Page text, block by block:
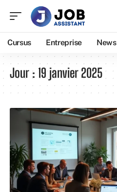
Cursus Entreprise News
Jour : 19 janvier 2025